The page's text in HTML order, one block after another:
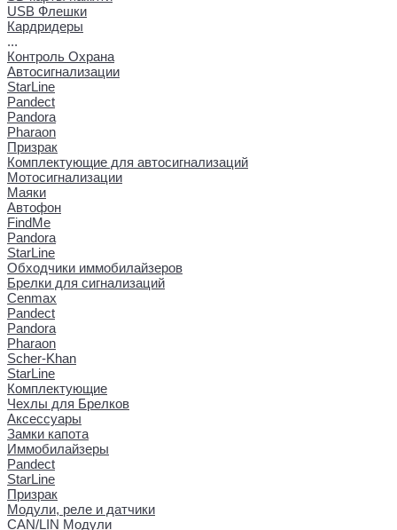
USB Флешки
Кардридеры
...
Контроль Охрана
Автосигнализации
StarLine
Pandect
Pandora
Pharaon
Призрак
Комплектующие для автосигнализаций
Мотосигнализации
Маяки
Автофон
FindMe
Pandora
StarLine
Обходчики иммобилайзеров
Брелки для сигнализаций
Cenmax
Pandect
Pandora
Pharaon
Scher-Khan
StarLine
Комплектующие
Чехлы для Брелков
Аксессуары
Замки капота
Иммобилайзеры
Pandect
StarLine
Призрак
Модули, реле и датчики
CAN/LIN Модули